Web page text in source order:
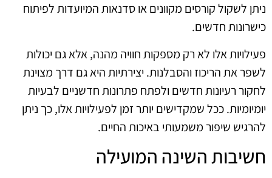
ניתן לשקול קורסים מקוונים או סדנאות המיועדות לפיתוח
כישרונות חדשים.
פעילויות אלו לא רק מספקות חוויה מהנה, אלא גם יכולות
לשפר את הריכוז והסבלנות. יצירתיות היא גם דרך מצוינת
לחקור רעיונות חדשים ולפתח פתרונות חדשניים לבעיות
יומיומיות. ככל שמקדישים יותר זמן לפעילויות אלו, כך ניתן
להרגיש שיפור משמעותי באיכות החיים.
חשיבות השינה המועילה